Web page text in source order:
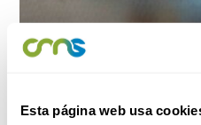
Esta página web usa